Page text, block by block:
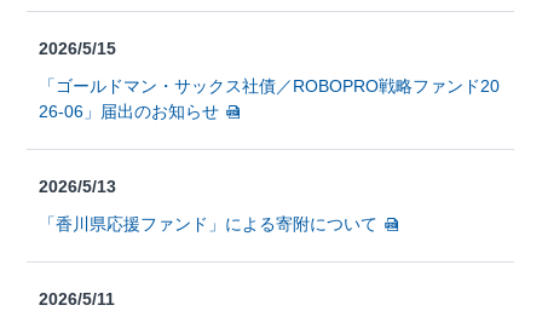
2026/5/15
「ゴールドマン・サックス社債／ROBOPRO戦略ファンド20
26-06」届出のお知らせ
2026/5/13
「香川県応援ファンド」による寄附について
2026/5/11